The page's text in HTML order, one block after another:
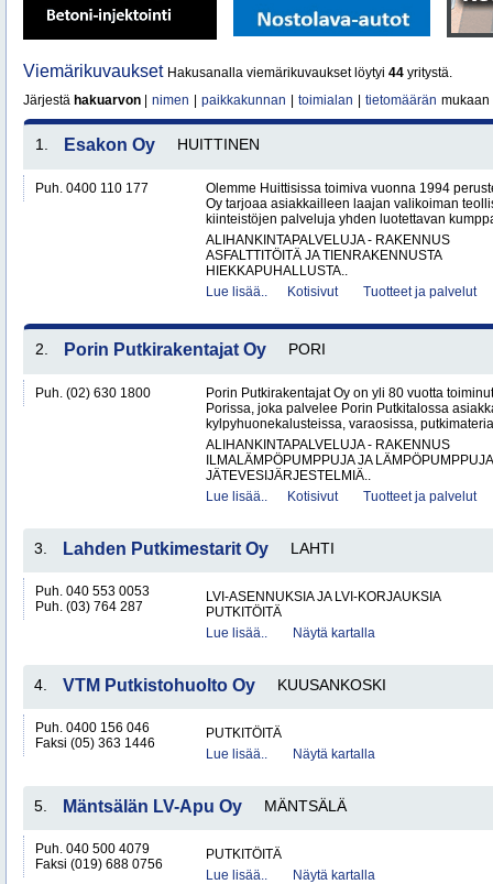
Viemärikuvaukset Hakusanalla viemärikuvaukset löytyi 44 yritystä.
Järjestä hakuarvon nimen paikkakunnan toimialan tietomäärän mukaan
1. Esakon Oy HUITTINEN
Puh. 0400 110 177
Olemme Huittisissa toimiva vuonna 1994
Oy tarjoaa asiakkailleen laajan valikoiman
kiinteistöjen palveluja yhden luotettavan
ALIHANKINTAPALVELUJA - RAKENNUS
ASFALTTITÖITÄ JA TIENRAKENNUSTA
HIEKKAPUHALLUSTA..
Lue lisää..
Kotisivut Tuotteet ja palvelut
2. Porin Putkirakentajat Oy PORI
Puh. (02) 630 1800
Porin Putkirakentajat Oy on yli 80 vuotta
Porissa, joka palvelee Porin Putkitalossa
kylpyhuonekalusteissa, varaosissa,
ALIHANKINTAPALVELUJA - RAKENNUS
ILMALÄMPÖPUMPPUJA JA LÄMPÖPUMPPUJA
JÄTEVESIJÄRJESTELMIÄ..
Lue lisää..
Kotisivut Tuotteet ja palvelut
3. Lahden Putkimestarit Oy LAHTI
Puh. 040 553 0053
Puh. (03) 764 287
LVI-ASENNUKSIA JA LVI-KORJAUKSIA
PUTKITÖITÄ
Lue lisää..
Näytä kartalla
4. VTM Putkistohuolto Oy KUUSANKOSKI
Puh. 0400 156 046
Faksi (05) 363 1446
PUTKITÖITÄ
Lue lisää..
Näytä kartalla
5. Mäntsälän LV-Apu Oy MÄNTSÄLÄ
Puh. 040 500 4079
Faksi (019) 688 0756
PUTKITÖITÄ
Lue lisää..
Näytä kartalla